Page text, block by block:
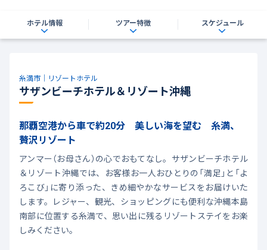
ホテル情報 ツアー特徴 スケジュール
糸満市｜リゾートホテル
サザンビーチホテル＆リゾート沖縄
那覇空港から車で約20分 美しい海を望む 糸満、
贅沢リゾート
アンマー（お母さん）の心でおもてなし。サザンビーチホテル
＆リゾート沖縄では、お客様お一人おひとりの「満足」と「よ
ろこび」に寄り添った、きめ細やかなサービスをお届けいた
します。レジャー、観光、ショッピングにも便利な沖縄本島
南部に位置する糸満で、思い出に残るリゾートステイをお楽
しみください。